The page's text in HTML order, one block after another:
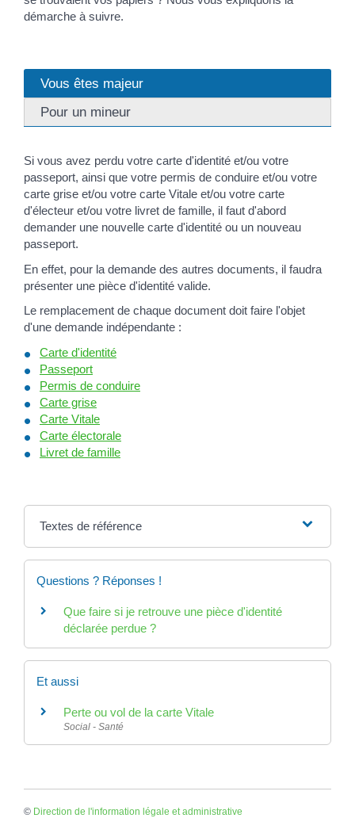
démarche à suivre.
Vous êtes majeur
Pour un mineur
Si vous avez perdu votre carte d'identité et/ou votre
passeport, ainsi que votre permis de conduire et/ou votre
carte grise et/ou votre carte Vitale et/ou votre carte
d'électeur et/ou votre livret de famille, il faut d'abord
demander une nouvelle carte d'identité ou un nouveau
passeport.
En effet, pour la demande des autres documents, il faudra
présenter une pièce d'identité valide.
Le remplacement de chaque document doit faire l'objet
d'une demande indépendante :
Carte d'identité
Passeport
Permis de conduire
Carte grise
Carte Vitale
Carte électorale
Livret de famille
Textes de référence
Questions ? Réponses !
Que faire si je retrouve une pièce d'identité
déclarée perdue ?
Et aussi
Perte ou vol de la carte Vitale
Social - Santé
© Direction de l'information légale et administrative